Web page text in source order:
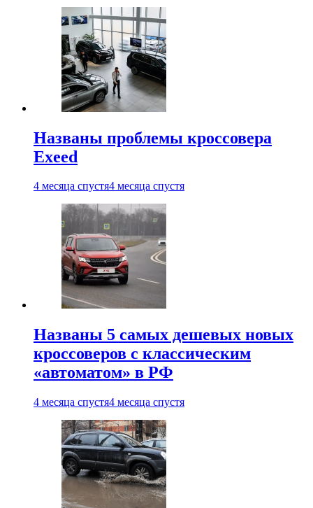
Названы проблемы кроссовера
Exeed
4 месяца спустя4 месяца спустя
Названы 5 самых дешевых новых
кроссоверов с классическим
«автоматом» в РФ
4 месяца спустя4 месяца спустя